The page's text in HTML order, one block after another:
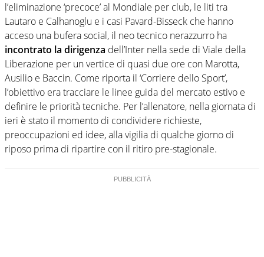
l’eliminazione ‘precoce’ al Mondiale per club, le liti tra
Lautaro e Calhanoglu e i casi Pavard-Bisseck che hanno
acceso una bufera social, il neo tecnico nerazzurro ha
incontrato la dirigenza dell’Inter nella sede di Viale della
Liberazione per un vertice di quasi due ore con Marotta,
Ausilio e Baccin. Come riporta il ‘Corriere dello Sport’,
l’obiettivo era tracciare le linee guida del mercato estivo e
definire le priorità tecniche. Per l’allenatore, nella giornata di
ieri è stato il momento di condividere richieste,
preoccupazioni ed idee, alla vigilia di qualche giorno di
riposo prima di ripartire con il ritiro pre-stagionale.